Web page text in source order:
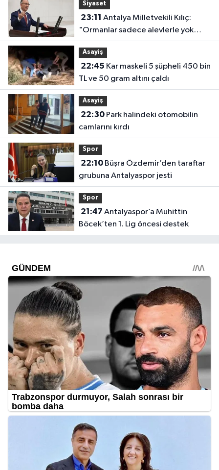
Siyaset
23:11
"Ormanlar sadece alevlerle yok
olmuyor"
Asayiş
22:45
TL ve 50 gram altını çaldı
Asayiş
22:30Park halindeki otomobilin
camlarını kırdı
Spor
22:10Büşra Özdemir’den taraftar
grubuna Antalyaspor jesti
Spor
21:47
Böcek’ten 1. Lig öncesi destek